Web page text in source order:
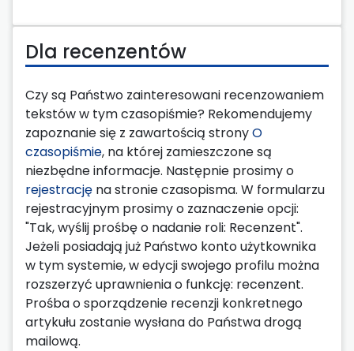
Dla recenzentów
Czy są Państwo zainteresowani recenzowaniem
tekstów w tym czasopiśmie? Rekomendujemy
zapoznanie się z zawartością stronyO
czasopiśmie, na której zamieszczone są
niezbędne informacje. Następnie prosimy o
rejestrację na stronie czasopisma. W formularzu
rejestracyjnym prosimy o zaznaczenie opcji:
"Tak, wyślij prośbę o nadanie roli: Recenzent".
Jeżeli posiadają już Państwo konto użytkownika
w tym systemie, w edycji swojego profilu można
rozszerzyć uprawnienia o funkcję: recenzent.
Prośba o sporządzenie recenzji konkretnego
artykułu zostanie wysłana do Państwa drogą
mailową.